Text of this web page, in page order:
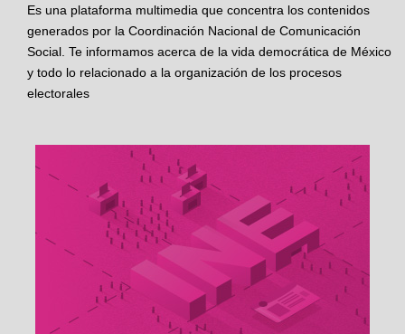
Es una plataforma multimedia que concentra los contenidos
generados por la Coordinación Nacional de Comunicación
Social. Te informamos acerca de la vida democrática de México
y todo lo relacionado a la organización de los procesos
electorales